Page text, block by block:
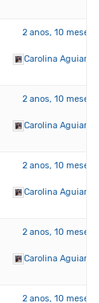
2 anos, 10 meses
Carolina Aguiar
2 anos, 10 meses
Carolina Aguiar
2 anos, 10 meses
Carolina Aguiar
2 anos, 10 meses
Carolina Aguiar
2 anos, 10 meses